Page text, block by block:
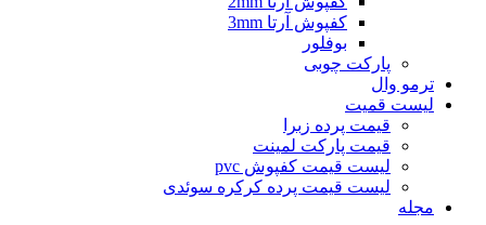
کفپوش آرتا 3mm
بوفلور
پارکت چوبی
ترمو وال
لیست قمیت
قیمت پرده زبرا
قیمت پارکت لمینت
لیست قیمت کفپوش pvc
لیست قیمت پرده کرکره سوئدی
مجله